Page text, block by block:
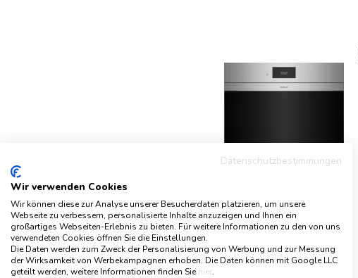
Datenschutzbestimmungen
Wir verwenden Cookies
Wir können diese zur Analyse unserer Besucherdaten platzieren, um unsere
Webseite zu verbessern, personalisierte Inhalte anzuzeigen und Ihnen ein
großartiges Webseiten-Erlebnis zu bieten. Für weitere Informationen zu den von uns
verwendeten Cookies öffnen Sie die Einstellungen.
Die Daten werden zum Zweck der Personalisierung von Werbung und zur Messung
der Wirksamkeit von Werbekampagnen erhoben. Die Daten können mit Google LLC
geteilt werden, weitere Informationen finden Siehier.